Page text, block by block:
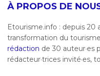
À PROPOS DE
Etourisme.info : depuis 20
transformation du
rédaction de 30 auteur·es
rédacteur·trices invité·es,